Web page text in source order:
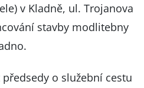
v Kladně, ul. Trojanova
stavby modlitebny
předsedy o služební cestu